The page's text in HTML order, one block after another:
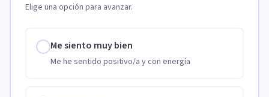
Elige una opción para avanzar.
Me siento muy bien
Me he sentido positivo/a y con energía